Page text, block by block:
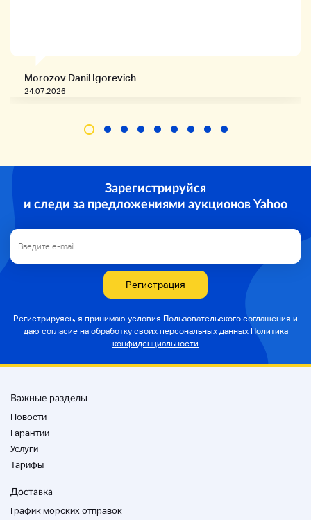
Morozov Danil Igorevich
24.07.2026
Зарегистрируйся
и следи за предложениями аукционов Yahoo
Регистрация
Регистрируясь, я принимаю условия Пользовательского соглашения и
даю согласие на обработку своих персональных данных Политика
конфиденциальности
Важные разделы
Новости
Гарантии
Услуги
Тарифы
Доставка
График морских отправок